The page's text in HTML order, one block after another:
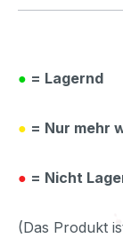
● = Lagernd
● = Nur mehr
● = Nicht
(Das Produkt